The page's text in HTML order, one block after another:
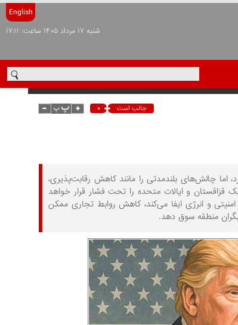
English
شنبه ۱۷ مرداد ۱۴۰۵ ساعت: ۱۷:۱۱
جالب است ۰
دارد، اما چالش‌های بلندمدتی را مانند کاهش رقابت‌پذیری،
قزاقستان و ایالات متحده را تحت فشار قرار خواهد
و انرژی ایفا می‌کند، کاهش روابط تجاری ممکن
منطقه سوق دهد.